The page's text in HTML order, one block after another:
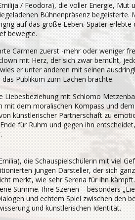
/ Feodora), die voller Energie,
Bühnenpräsenz
auf das große Leben. Später
bewegte.
Carmen zuerst -mehr oder weniger
mit Herz, der sich zwar bemüht,
er unter anderen mit seinen
Publikum zum Lachen brachte.
Liebesbeziehung mit Schlomo
mit dem moralischen Kompass und
künstlerischer Partnerschaft zu
für Ruhm und gegen ihn
die Schauspielschülerin mit viel
jungen Darsteller, der sich
merkt, wie sehr Serena für ihn
Stimme. Ihre Szenen – besonders
und echtem Spiel zwischen den
und künstlerischen Identität.